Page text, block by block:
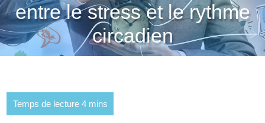
entre le stress et le rythme
circadien